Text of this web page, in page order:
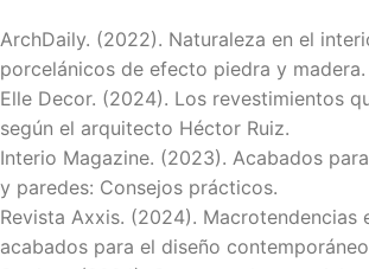
​ArchDaily. (2022). Naturaleza en el
porcelánicos de efecto piedra y madera.
Elle Decor. (2024). Los revestimientos
según el arquitecto Héctor Ruiz.
Interio Magazine. (2023). Acabados
y paredes: Consejos prácticos.
Revista Axxis. (2024). Macrotendencias
acabados para el diseño